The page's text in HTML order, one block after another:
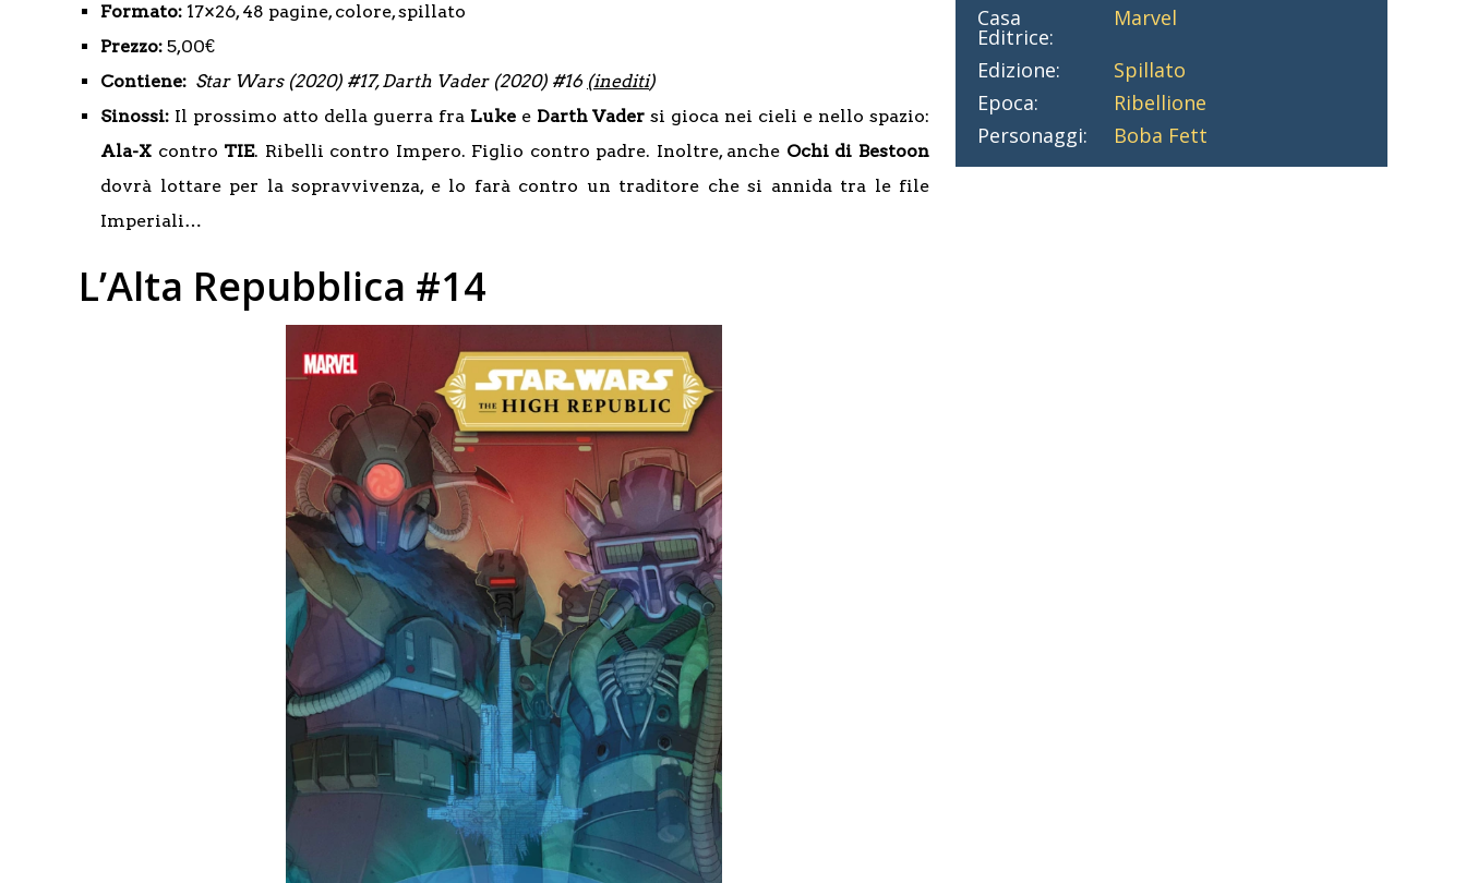
Formato: 17×26, 48 pagine, colore, spillato
Prezzo: 5,00€
Contiene: Star Wars (2020) #17, Darth Vader (2020) #16 (inediti)
Sinossi: Il prossimo atto della guerra fra Lukee Darth Vader si gioca nei cieli e nello spazio:
Ala-X contro TIE. Ribelli contro Impero. Figlio contro padre. Inoltre, anche Ochi di Bestoon
dovrà lottare per la sopravvivenza, e lo farà contro un traditore che si annida tra le file
Imperiali…
L’Alta Repubblica #14
Casa
Editrice:
Marvel
Edizione:
Spillato
Epoca:
Ribellione
Personaggi:
Boba Fett